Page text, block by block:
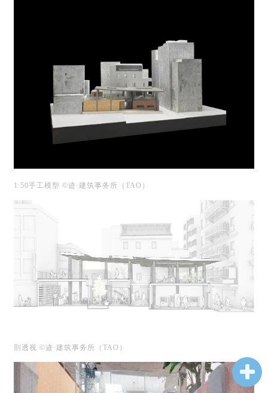
1:50手工模型 ©迹·建筑事务所（TAO）
剖透视 ©迹·建筑事务所（TAO）